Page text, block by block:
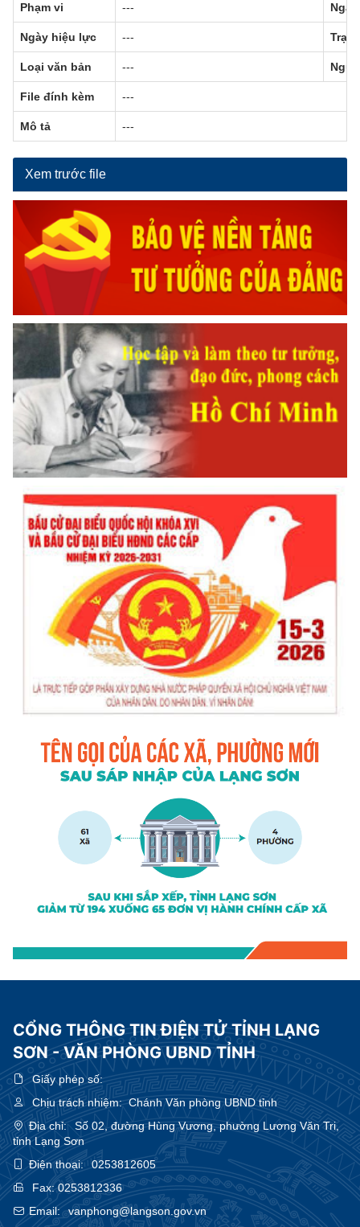
Phạm vi ---
Ngày hiệu lực ---
Loại văn bản ---
File đính kèm ---
Mô tả ---
Xem trước file
CỔNG THÔNG TIN ĐIỆN TỬ TỈNH LẠNG
SƠN - VĂN PHÒNG UBND TỈNH
Giấy phép số:
Chịu trách nhiệm:Chánh Văn phòng UBND tỉnh
Địa chỉ:
Số 02, đường Hùng Vương, phường Lương Văn Tri,
tỉnh Lạng Sơn
Điện thoại:
0253812605
Fax:0253812336
Email:
vanphong@langson.gov.vn